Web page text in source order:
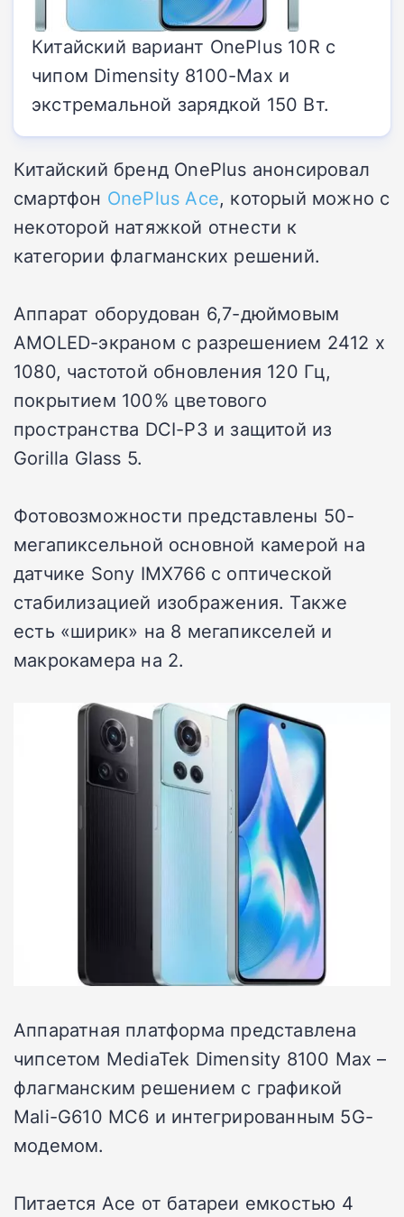
Китайский вариант OnePlus 10R с
чипом Dimensity 8100-Max и
экстремальной зарядкой 150 Вт.
Китайский бренд OnePlus анонсировал
смартфон OnePlus Ace, который можно с
некоторой натяжкой отнести к
категории флагманских решений.
Аппарат оборудован 6,7-дюймовым
AMOLED-экраном с разрешением 2412 х
1080, частотой обновления 120 Гц,
покрытием 100% цветового
пространства DCI-P3 и защитой из
Gorilla Glass 5.
Фотовозможности представлены 50-
мегапиксельной основной камерой на
датчике Sony IMX766 с оптической
стабилизацией изображения. Также
есть «ширик» на 8 мегапикселей и
макрокамера на 2.
Аппаратная платформа представлена
чипсетом MediaTek Dimensity 8100 Max –
флагманским решением с графикой
Mali-G610 MC6 и интегрированным 5G-
модемом.
Питается Ace от батареи емкостью 4